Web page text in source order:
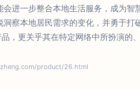
进一步整合本地生活服务，成为
察本地居民需求的变化，并勇于
，更关乎其在特定网络中所扮演的
product/26.html